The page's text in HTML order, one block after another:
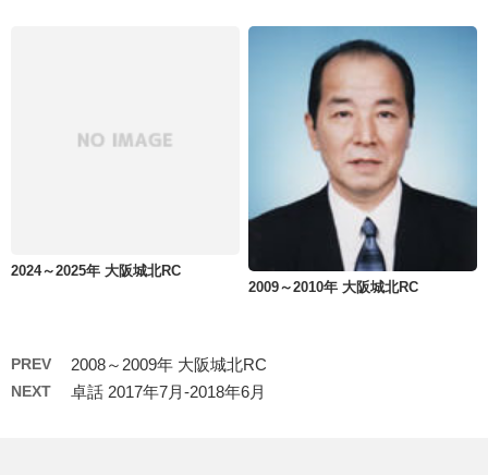
2024～2025年 大阪城北RC
2009～2010年 大阪城北RC
PREV 2008～2009年 大阪城北RC
NEXT 卓話 2017年7月-2018年6月